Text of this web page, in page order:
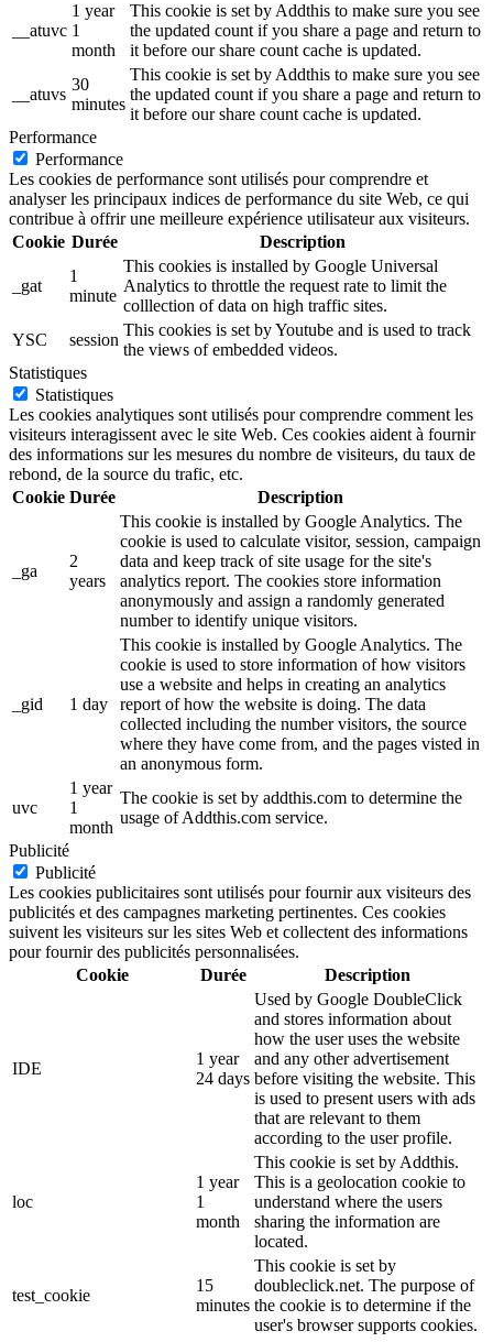
__atuvc
1 year
1
month
This cookie is set by Addthis to make sure you see
the updated count if you share a page and return to
it before our share count cache is updated.
__atuvs
30
minutes
This cookie is set by Addthis to make sure you see
the updated count if you share a page and return to
it before our share count cache is updated.
Performance
Performance
Les cookies de performance sont utilisés pour comprendre et
analyser les principaux indices de performance du site Web, ce qui
contribue à offrir une meilleure expérience utilisateur aux visiteurs.
Cookie Durée Description
_gat
1
minute
This cookies is installed by Google Universal
Analytics to throttle the request rate to limit the
colllection of data on high traffic sites.
YSC
session
This cookies is set by Youtube and is used to track
the views of embedded videos.
Statistiques
Statistiques
Les cookies analytiques sont utilisés pour comprendre comment les
visiteurs interagissent avec le site Web. Ces cookies aident à fournir
des informations sur les mesures du nombre de visiteurs, du taux de
rebond, de la source du trafic, etc.
Cookie Durée Description
_ga
2
years
This cookie is installed by Google Analytics. The
cookie is used to calculate visitor, session, campaign
data and keep track of site usage for the site's
analytics report. The cookies store information
anonymously and assign a randomly generated
number to identify unique visitors.
_gid 1 day
This cookie is installed by Google Analytics. The
cookie is used to store information of how visitors
use a website and helps in creating an analytics
report of how the website is doing. The data
collected including the number visitors, the source
where they have come from, and the pages visted in
an anonymous form.
uvc
1 year
1
month
The cookie is set by addthis.com to determine the
usage of Addthis.com service.
Publicité
Publicité
Les cookies publicitaires sont utilisés pour fournir aux visiteurs des
publicités et des campagnes marketing pertinentes. Ces cookies
suivent les visiteurs sur les sites Web et collectent des informations
pour fournir des publicités personnalisées.
Cookie
Durée Description
IDE
1 year
24 days
Used by Google DoubleClick
and stores information about
how the user uses the website
and any other advertisement
before visiting the website. This
is used to present users with ads
that are relevant to them
according to the user profile.
loc
1 year
1
month
This cookie is set by Addthis.
This is a geolocation cookie to
understand where the users
sharing the information are
located.
test_cookie
15
minutes
This cookie is set by
doubleclick.net. The purpose of
the cookie is to determine if the
user's browser supports cookies.